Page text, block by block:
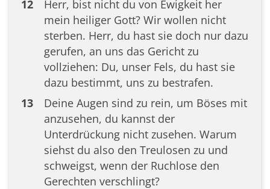
12
Herr, bist nicht du von Ewigkeit her
mein heiliger Gott? Wir wollen nicht
sterben. Herr, du hast sie doch nur dazu
gerufen, an uns das Gericht zu
vollziehen: Du, unser Fels, du hast sie
dazu bestimmt, uns zu bestrafen.
13
Deine Augen sind zu rein, um Böses mit
anzusehen, du kannst der
Unterdrückung nicht zusehen. Warum
siehst du also den Treulosen zu und
schweigst, wenn der Ruchlose den
Gerechten verschlingt?